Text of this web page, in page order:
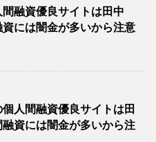
融資優良サイトは田中
には闇金が多いから注意
人間融資優良サイトは田
資には闇金が多いから注